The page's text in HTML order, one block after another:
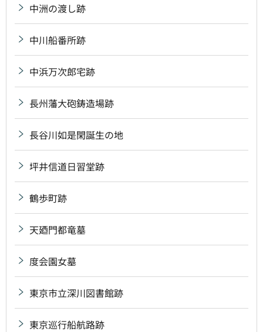
中洲の渡し跡
中川船番所跡
中浜万次郎宅跡
長州藩大砲鋳造場跡
長谷川如是閑誕生の地
坪井信道日習堂跡
鶴歩町跡
天廼門都竜墓
度会園女墓
東京市立深川図書館跡
東京巡行船航路跡